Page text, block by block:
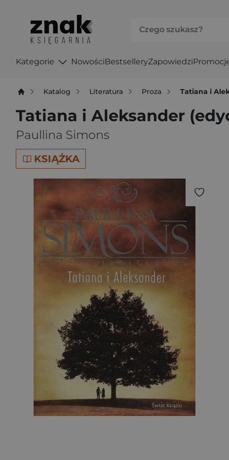
Kategorie NowościBestselleryZapowiedzi
Katalog Literatura Proza Tatiana i
Tatiana i Aleksander
Paullina Simons
KSIĄŻKA